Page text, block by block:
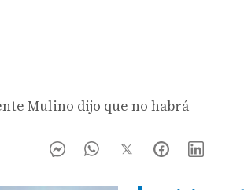
Mulino dijo que no habrá